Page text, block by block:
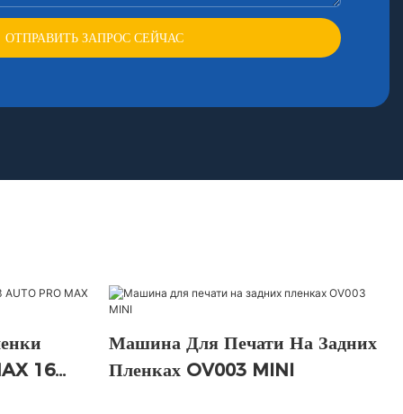
ОТПРАВИТЬ ЗАПРОС СЕЙЧАС
16
Машина Для Печати На Задних
Пленках OV003 MINI